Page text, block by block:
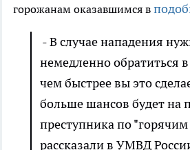
горожанам оказавшимся в
- В случае нападения
немедленно обратиться
чем быстрее вы это
больше шансов будет на
преступника по
рассказали в УМВД